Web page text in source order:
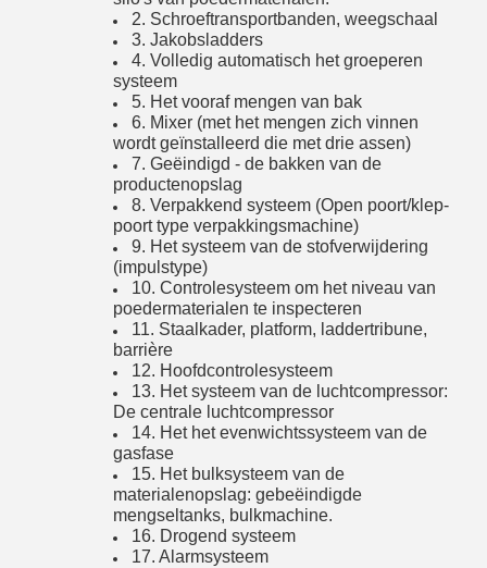
2. Schroeftransportbanden, weegschaal
3. Jakobsladders
4. Volledig automatisch het groeperen
systeem
5. Het vooraf mengen van bak
6. Mixer (met het mengen zich vinnen
wordt geïnstalleerd die met drie assen)
7. Geëindigd - de bakken van de
productenopslag
8. Verpakkend systeem (Open poort/klep-
poort type verpakkingsmachine)
9. Het systeem van de stofverwijdering
(impulstype)
10. Controlesysteem om het niveau van
poedermaterialen te inspecteren
11. Staalkader, platform, laddertribune,
barrière
12. Hoofdcontrolesysteem
13. Het systeem van de luchtcompressor:
De centrale luchtcompressor
14. Het het evenwichtssysteem van de
gasfase
15. Het bulksysteem van de
materialenopslag: gebeëindigde
mengseltanks, bulkmachine.
16. Drogend systeem
17. Alarmsysteem